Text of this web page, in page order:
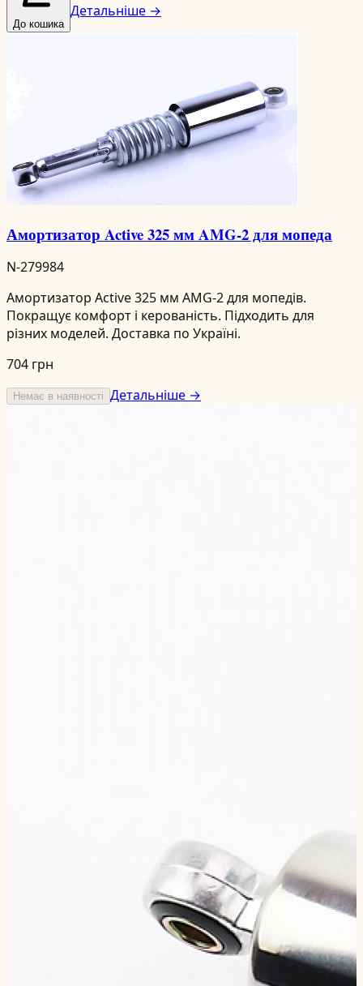
До кошика
Детальніше →
Амортизатор Active 325 мм AMG-2 для мопеда
N-279984
Амортизатор Active 325 мм AMG-2 для мопедів.
Покращує комфорт і керованість. Підходить для
різних моделей. Доставка по Україні.
704 грн
Немає в наявності Детальніше →